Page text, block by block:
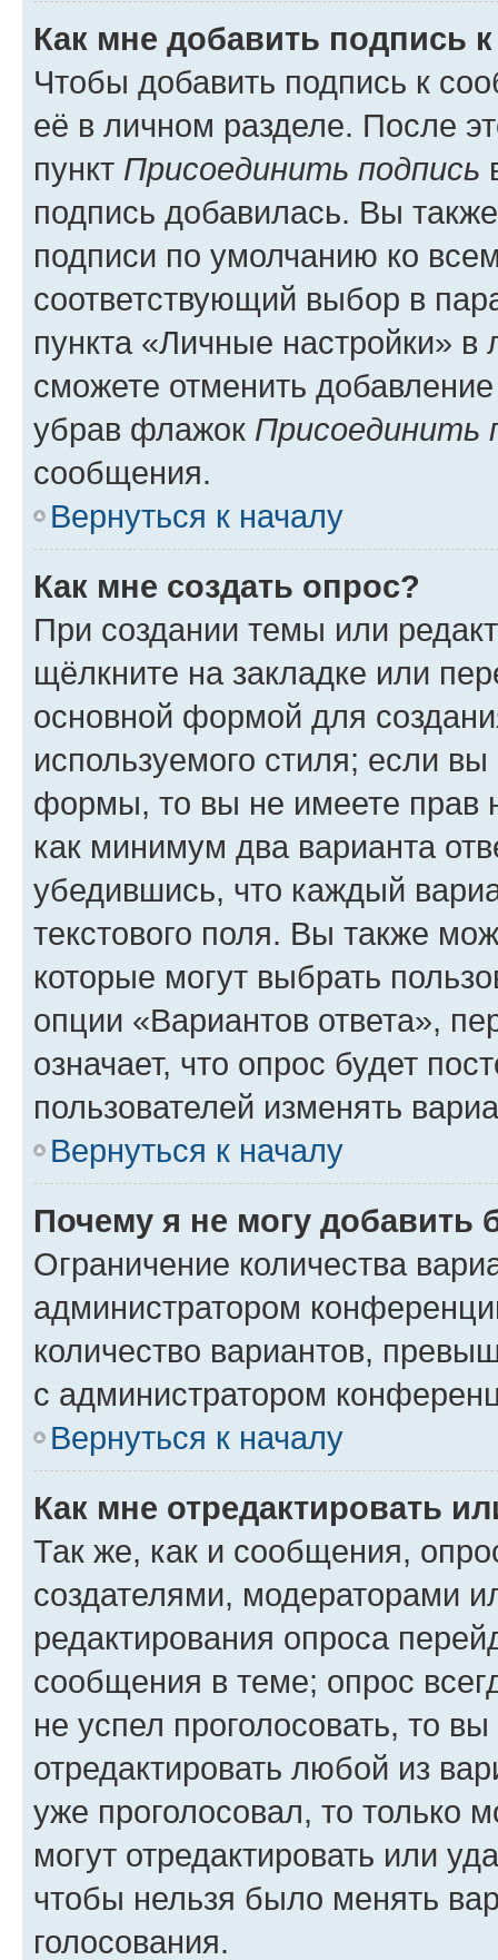
Как мне добавить подпись
Чтобы добавить подпись к
её в личном разделе. После
пункт Присоединить подпись
подпись добавилась. Вы
подписи по умолчанию ко
соответствующий выбор в
пункта «Личные настройки»
сможете отменить
убрав флажок Присоединить
сообщения.
Вернуться к началу
Как мне создать опрос?
При создании темы или
щёлкните на закладке или
основной формой для
используемого стиля; если
формы, то вы не имеете прав
как минимум два варианта
убедившись, что каждый
текстового поля. Вы также
которые могут выбрать
опции «Вариантов ответа»,
означает, что опрос будет
пользователей изменять
Вернуться к началу
Почему я не могу добавить
Ограничение количества
администратором
количество вариантов,
с администратором
Вернуться к началу
Как мне отредактировать
Так же, как и сообщения,
создателями, модераторами
редактирования опроса
сообщения в теме; опрос
не успел проголосовать, то
отредактировать любой из
уже проголосовал, то только
могут отредактировать или
чтобы нельзя было менять
голосования.